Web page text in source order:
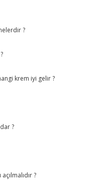
?
krem iyi gelir ?
?
?